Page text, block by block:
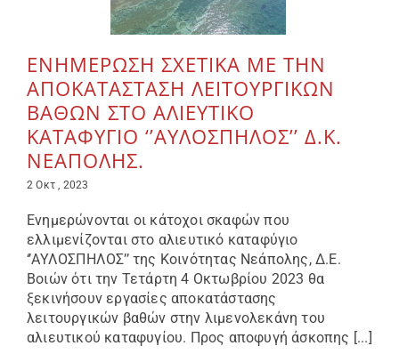
ΕΝΗΜΕΡΩΣΗ ΣΧΕΤΙΚΑ ΜΕ ΤΗΝ
ΑΠΟΚΑΤΑΣΤΑΣΗ ΛΕΙΤΟΥΡΓΙΚΩΝ
ΒΑΘΩΝ ΣΤΟ ΑΛΙΕΥΤΙΚΟ
ΚΑΤΑΦΥΓΙΟ ‘’ΑΥΛΟΣΠΗΛΟΣ’’ Δ.Κ.
ΝΕΑΠΟΛΗΣ.
2 Οκτ , 2023
Ενημερώνονται οι κάτοχοι σκαφών που
ελλιμενίζονται στο αλιευτικό καταφύγιο
‘’ΑΥΛΟΣΠΗΛΟΣ’’ της Κοινότητας Νεάπολης, Δ.Ε.
Βοιών ότι την Τετάρτη 4 Οκτωβρίου 2023 θα
ξεκινήσουν εργασίες αποκατάστασης
λειτουργικών βαθών στην λιμενολεκάνη του
αλιευτικού καταφυγίου. Προς αποφυγή άσκοπης [...]